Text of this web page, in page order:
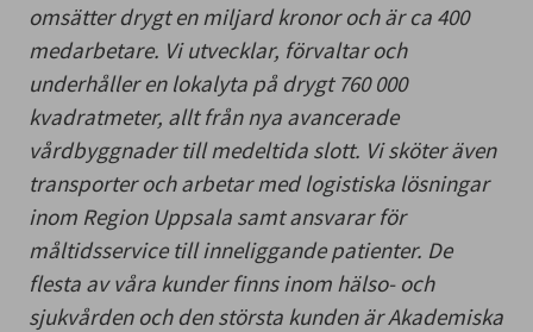
omsätter drygt en miljard kronor och är ca 400
medarbetare. Vi utvecklar, förvaltar och
underhåller en lokalyta på drygt 760 000
kvadratmeter, allt från nya avancerade
vårdbyggnader till medeltida slott. Vi sköter även
transporter och arbetar med logistiska lösningar
inom Region Uppsala samt ansvarar för
måltidsservice till inneliggande patienter. De
flesta av våra kunder finns inom hälso- och
sjukvården och den största kunden är Akademiska